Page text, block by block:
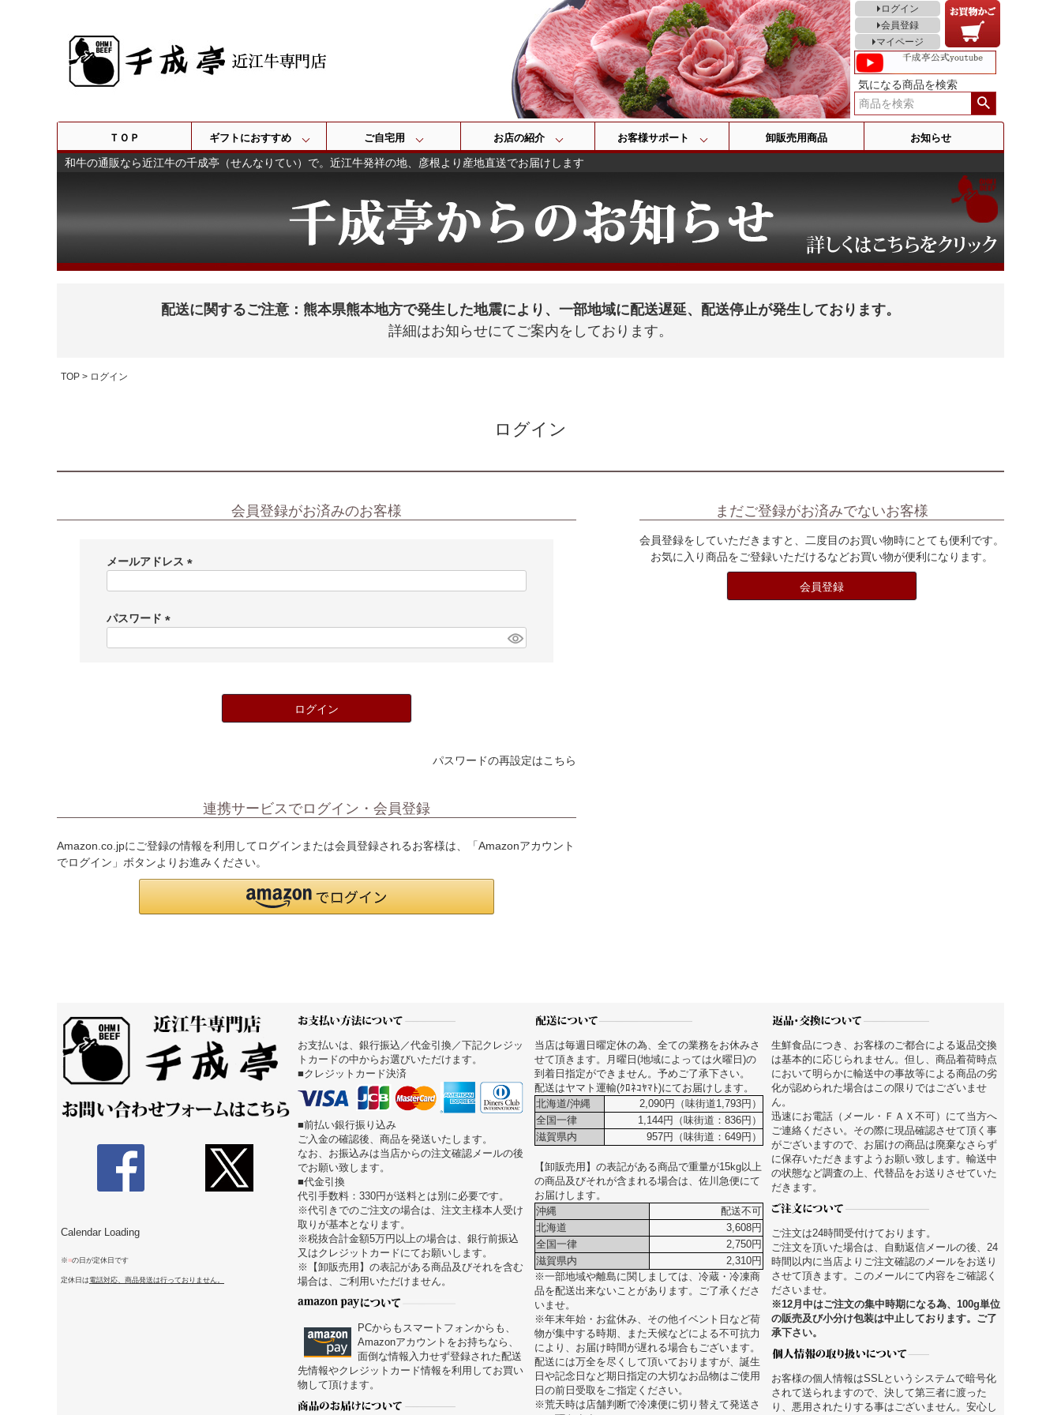
ログイン
会員登録
マイページ
気になる商品を検索
検索
ＴＯＰ ギフトにおすすめ ご自宅用 お店の紹介 お客様サポート 卸販売用商品 お知らせ
和牛の通販なら近江牛の千成亭（せんなりてい）で。近江牛発祥の地、彦根より産地直送でお届けします
配送に関するご注意：熊本県熊本地方で発生した地震により、一部地域に配送遅延、配送停止が発生しております。
詳細はお知らせにてご案内をしております。
TOP ログイン
ログイン
会員登録がお済みのお客様
メールアドレス
)
パスワード
ログイン
パスワードの再設定はこちら
連携サービスでログイン・会員登録
Amazon.co.jpにご登録の情報を利用してログインまたは会員登録されるお客様は、「Amazonアカウント
でログイン」ボタンよりお進みください。
まだご登録がお済みでないお客様
会員登録をしていただきますと、二度目のお買い物時にとても便利です。
お気に入り商品をご登録いただけるなどお買い物が便利になります。
会員登録
Calendar Loading
※ ■の日が定休日です
定休日は 電話対応、商品発送は行っておりません。
お支払いは、銀行振込／代金引換／下記クレジッ
トカードの中からお選びいただけます。
■クレジットカード決済
■前払い銀行振り込み
ご入金の確認後、商品を発送いたします。
なお、お振込みは当店からの注文確認メールの後
でお願い致します。
■代金引換
代引手数料：330円が送料とは別に必要です。
※代引きでのご注文の場合は、注文主様本人受け
取りが基本となります。
※税抜合計金額5万円以上の場合は、銀行前振込
又はクレジットカードにてお願いします。
※【卸販売用】の表記がある商品及びそれを含む
場合は、ご利用いただけません。
PCからもスマートフォンからも、
Amazonアカウントをお持ちなら、
面倒な情報入力せず登録された配送
先情報やクレジットカード情報を利用してお買い
物して頂けます。
当店は毎週日曜定休の為、全ての業務をお休みさ
せて頂きます。月曜日(地域によっては火曜日)の
到着日指定ができません。予めご了承下さい。
配送はヤマト運輸(ｸﾛﾈｺﾔﾏﾄ)にてお届けします。
北海道/沖縄
2,090円（味街道1,793円）
全国一律
1,144円（味街道：836円）
滋賀県内
957円（味街道：649円）
【卸販売用】の表記がある商品で重量が15kg以上
の商品及びそれが含まれる場合は、佐川急便にて
お届けします。
沖縄
配送不可
北海道
3,608円
全国一律
2,750円
滋賀県内
2,310円
※一部地域や離島に関しましては、冷蔵・冷凍商
品を配送出来ないことがあります。ご了承くださ
いませ。
※年末年始・お盆休み、その他イベント日など荷
物が集中する時期、また天候などによる不可抗力
により、お届け時間が遅れる場合もございます。
配送には万全を尽くして頂いておりますが、誕生
日や記念日など期日指定の大切なお品物はご使用
日の前日受取をご指定ください。
※荒天時は店舗判断で冷凍便に切り替えて発送さ
生鮮食品につき、お客様のご都合による返品交換
は基本的に応じられません。但し、商品着荷時点
において明らかに輸送中の事故等による商品の劣
化が認められた場合はこの限りではございませ
ん。
迅速にお電話（メール・ＦＡＸ不可）にて当方へ
ご連絡ください。その際に現品確認させて頂く事
がございますので、お届けの商品は廃棄なさらず
に保存いただきますようお願い致します。輸送中
の状態など調査の上、代替品をお送りさせていた
だきます。
ご注文は24時間受付けております。
ご注文を頂いた場合は、自動返信メールの後、24
時間以内に当店よりご注文確認のメールをお送り
させて頂きます。このメールにて内容をご確認く
ださいませ。
※12月中はご注文の集中時期になる為、100g単位
の販売及び小分け包装は中止しております。ご了
承下さい。
お客様の個人情報はSSLというシステムで暗号化
されて送られますので、決して第三者に渡った
り、悪用されたりする事はございません。安心し